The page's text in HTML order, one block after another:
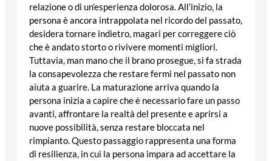
relazione o di un’esperienza dolorosa. All’inizio, la
persona è ancora intrappolata nel ricordo del passato,
desidera tornare indietro, magari per correggere ciò
che è andato storto o rivivere momenti migliori.
Tuttavia, man mano che il brano prosegue, si fa strada
la consapevolezza che restare fermi nel passato non
aiuta a guarire. La maturazione arriva quando la
persona inizia a capire che è necessario fare un passo
avanti, affrontare la realtà del presente e aprirsi a
nuove possibilità, senza restare bloccata nel
rimpianto. Questo passaggio rappresenta una forma
di resilienza, in cui la persona impara ad accettare la